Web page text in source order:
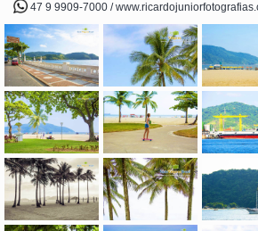
47 9 9909-7000 /